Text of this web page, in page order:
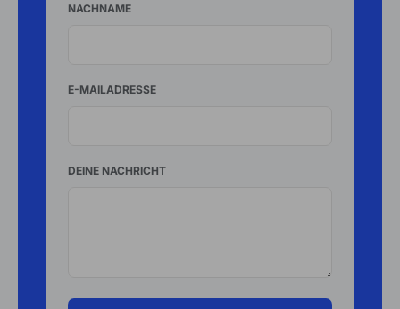
NACHNAME
E-MAILADRESSE
DEINE NACHRICHT